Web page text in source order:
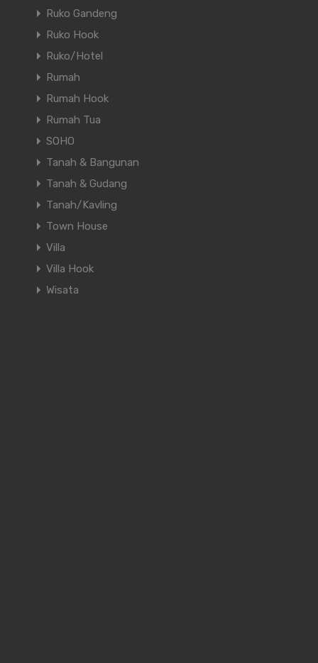
Ruko Gandeng
Ruko Hook
Ruko/Hotel
Rumah
Rumah Hook
Rumah Tua
SOHO
Tanah & Bangunan
Tanah & Gudang
Tanah/Kavling
Town House
Villa
Villa Hook
Wisata